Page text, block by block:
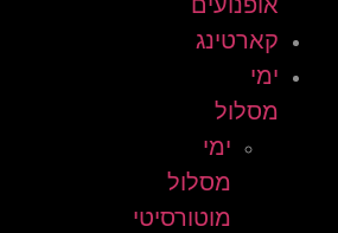
קארטינג
ימי
מסלול
ימי
מסלול
מוטורסיטי